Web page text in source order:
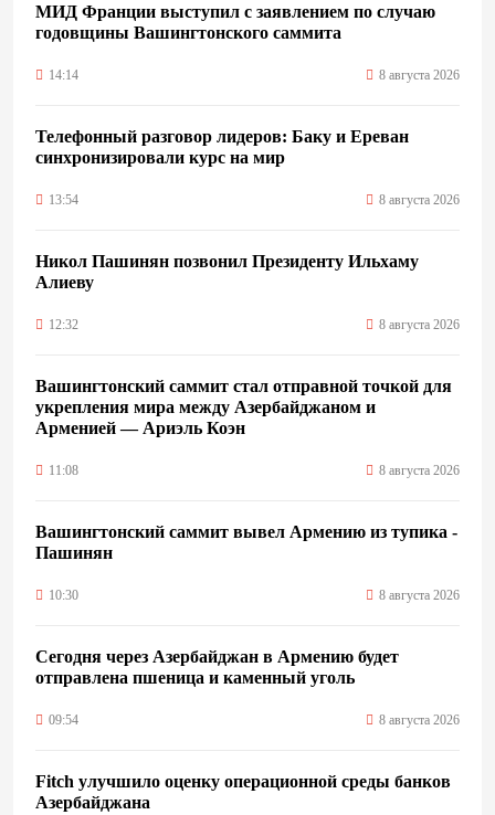
МИД Франции выступил с заявлением по случаю
годовщины Вашингтонского саммита
14:14 8 августа 2026
Телефонный разговор лидеров: Баку и Ереван
синхронизировали курс на мир
13:54 8 августа 2026
Никол Пашинян позвонил Президенту Ильхаму
Алиеву
12:32 8 августа 2026
Вашингтонский саммит стал отправной точкой для
укрепления мира между Азербайджаном и
Арменией — Ариэль Коэн
11:08 8 августа 2026
Вашингтонский саммит вывел Армению из тупика -
Пашинян
10:30 8 августа 2026
Сегодня через Азербайджан в Армению будет
отправлена пшеница и каменный уголь
09:54 8 августа 2026
Fitch улучшило оценку операционной среды банков
Азербайджана